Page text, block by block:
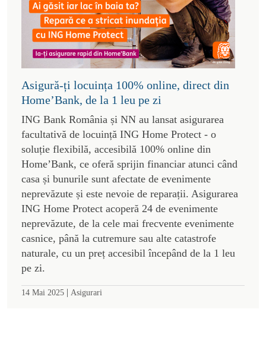
Asigură-ți locuința 100% online, direct din
Home’Bank, de la 1 leu pe zi
ING Bank România și NN au lansat asigurarea
facultativă de locuință ING Home Protect - o
soluție flexibilă, accesibilă 100% online din
Home’Bank, ce oferă sprijin financiar atunci când
casa și bunurile sunt afectate de evenimente
neprevăzute și este nevoie de reparații. Asigurarea
ING Home Protect acoperă 24 de evenimente
neprevăzute, de la cele mai frecvente evenimente
casnice, până la cutremure sau alte catastrofe
naturale, cu un preț accesibil începând de la 1 leu
pe zi.
14 Mai 2025 | Asigurari